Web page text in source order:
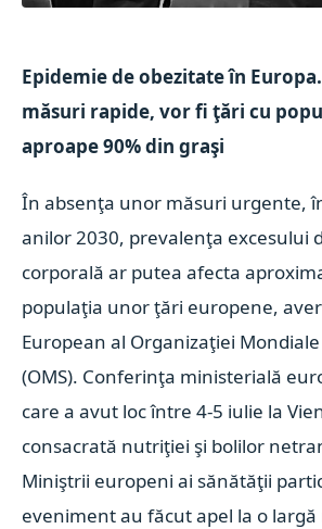
Epidemie de obezitate în
măsuri rapide, vor fi ţări cu
aproape 90% din graşi
În absenţa unor măsuri urgente,
anilor 2030, prevalenţa excesului
corporală ar putea afecta
populaţia unor ţări europene,
European al Organizaţiei
(OMS). Conferinţa ministerială
care a avut loc între 4-5 iulie la
consacrată nutriţiei şi bolilor
Miniştrii europeni ai sănătăţii
eveniment au făcut apel la o